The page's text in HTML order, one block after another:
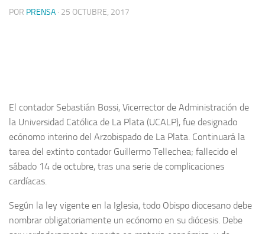
POR PRENSA · 25 OCTUBRE, 2017
El contador Sebastián Bossi, Vicerrector de Administración de
la Universidad Católica de La Plata (UCALP), fue designado
ecónomo interino del Arzobispado de La Plata. Continuará la
tarea del extinto contador Guillermo Tellechea; fallecido el
sábado 14 de octubre, tras una serie de complicaciones
cardíacas.
Según la ley vigente en la Iglesia, todo Obispo diocesano debe
nombrar obligatoriamente un ecónomo en su diócesis. Debe